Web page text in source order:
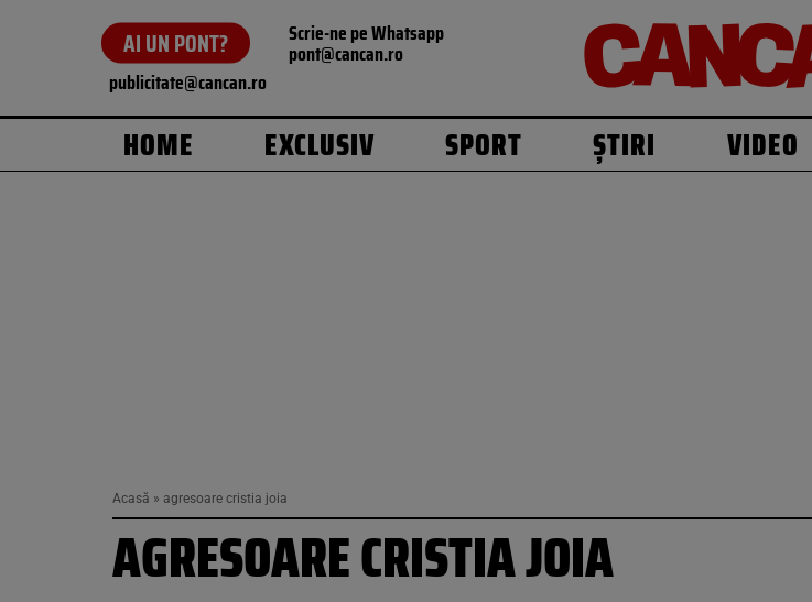
AI UN PONT? Scrie-ne pe Whatsapp
pont@cancan.ro
publicitate@cancan.ro
HOME EXCLUSIV SPORT ȘTIRI VIDEO
Acasă » agresoare cristia joia
AGRESOARE CRISTIA JOIA